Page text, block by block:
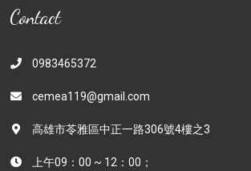
Contact
0983465372
cemea119@gmail.com
高雄市苓雅區中正一路306號4樓之3
上午09：00 ~ 12：00；